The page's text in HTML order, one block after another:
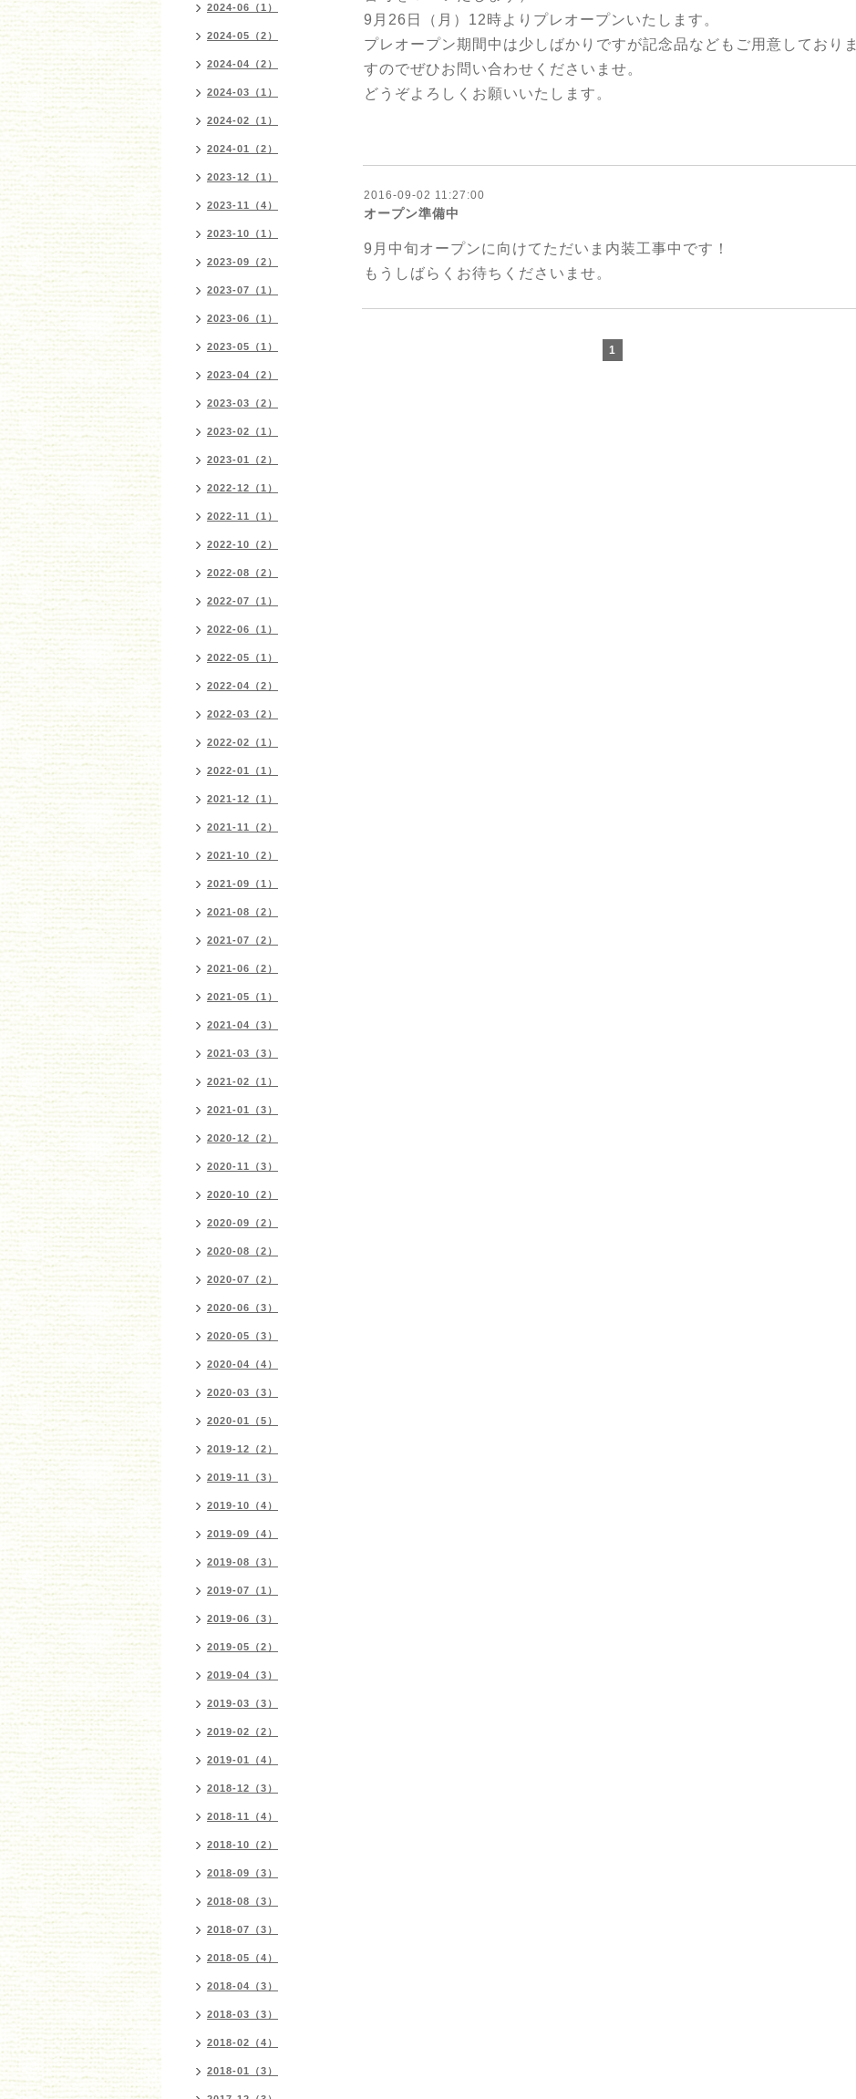
9月26日（月）12時よりプレオープンいたします。
プレオープン期間中は少しばかりですが記念品などもご用意しておりま
すのでぜひお問い合わせくださいませ。
どうぞよろしくお願いいたします。
2016-09-02 11:27:00
オープン準備中
9月中旬オープンに向けてただいま内装工事中です！
もうしばらくお待ちくださいませ。
1
2024-06（1）
2024-05（2）
2024-04（2）
2024-03（1）
2024-02（1）
2024-01（2）
2023-12（1）
2023-11（4）
2023-10（1）
2023-09（2）
2023-07（1）
2023-06（1）
2023-05（1）
2023-04（2）
2023-03（2）
2023-02（1）
2023-01（2）
2022-12（1）
2022-11（1）
2022-10（2）
2022-08（2）
2022-07（1）
2022-06（1）
2022-05（1）
2022-04（2）
2022-03（2）
2022-02（1）
2022-01（1）
2021-12（1）
2021-11（2）
2021-10（2）
2021-09（1）
2021-08（2）
2021-07（2）
2021-06（2）
2021-05（1）
2021-04（3）
2021-03（3）
2021-02（1）
2021-01（3）
2020-12（2）
2020-11（3）
2020-10（2）
2020-09（2）
2020-08（2）
2020-07（2）
2020-06（3）
2020-05（3）
2020-04（4）
2020-03（3）
2020-01（5）
2019-12（2）
2019-11（3）
2019-10（4）
2019-09（4）
2019-08（3）
2019-07（1）
2019-06（3）
2019-05（2）
2019-04（3）
2019-03（3）
2019-02（2）
2019-01（4）
2018-12（3）
2018-11（4）
2018-10（2）
2018-09（3）
2018-08（3）
2018-07（3）
2018-05（4）
2018-04（3）
2018-03（3）
2018-02（4）
2018-01（3）